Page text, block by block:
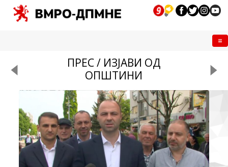
ПРЕС / ИЗЈАВИ ОД
ОПШТИНИ